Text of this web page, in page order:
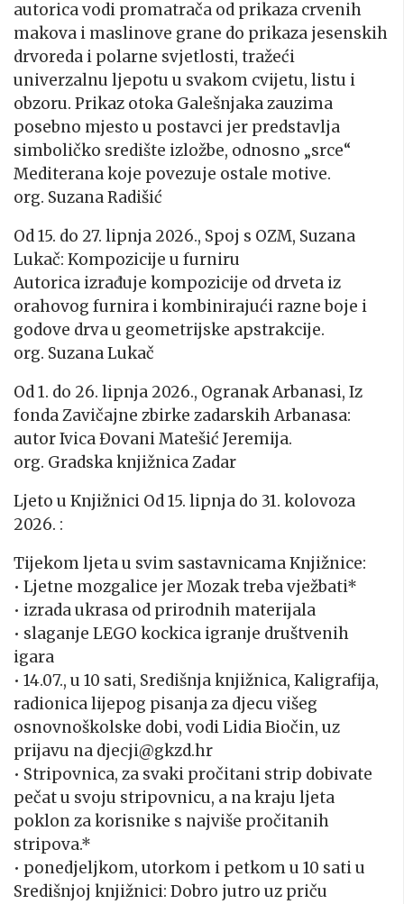
autorica vodi promatrača od prikaza crvenih
makova i maslinove grane do prikaza jesenskih
drvoreda i polarne svjetlosti, tražeći
univerzalnu ljepotu u svakom cvijetu, listu i
obzoru. Prikaz otoka Galešnjaka zauzima
posebno mjesto u postavci jer predstavlja
simboličko središte izložbe, odnosno „srce“
Mediterana koje povezuje ostale motive.
org. Suzana Radišić
Od 15. do 27. lipnja 2026., Spoj s OZM, Suzana
Lukač: Kompozicije u furniru
Autorica izrađuje kompozicije od drveta iz
orahovog furnira i kombinirajući razne boje i
godove drva u geometrijske apstrakcije.
org. Suzana Lukač
Od 1. do 26. lipnja 2026., Ogranak Arbanasi, Iz
fonda Zavičajne zbirke zadarskih Arbanasa:
autor Ivica Đovani Matešić Jeremija.
org. Gradska knjižnica Zadar
Ljeto u Knjižnici Od 15. lipnja do 31. kolovoza
2026. :
Tijekom ljeta u svim sastavnicama Knjižnice:
• Ljetne mozgalice jer Mozak treba vježbati*
• izrada ukrasa od prirodnih materijala
• slaganje LEGO kockica igranje društvenih
igara
• 14.07., u 10 sati, Središnja knjižnica, Kaligrafija,
radionica lijepog pisanja za djecu višeg
osnovnoškolske dobi, vodi Lidia Biočin, uz
prijavu na djecji@gkzd.hr
• Stripovnica, za svaki pročitani strip dobivate
pečat u svoju stripovnicu, a na kraju ljeta
poklon za korisnike s najviše pročitanih
stripova.*
• ponedjeljkom, utorkom i petkom u 10 sati u
Središnjoj knjižnici: Dobro jutro uz priču